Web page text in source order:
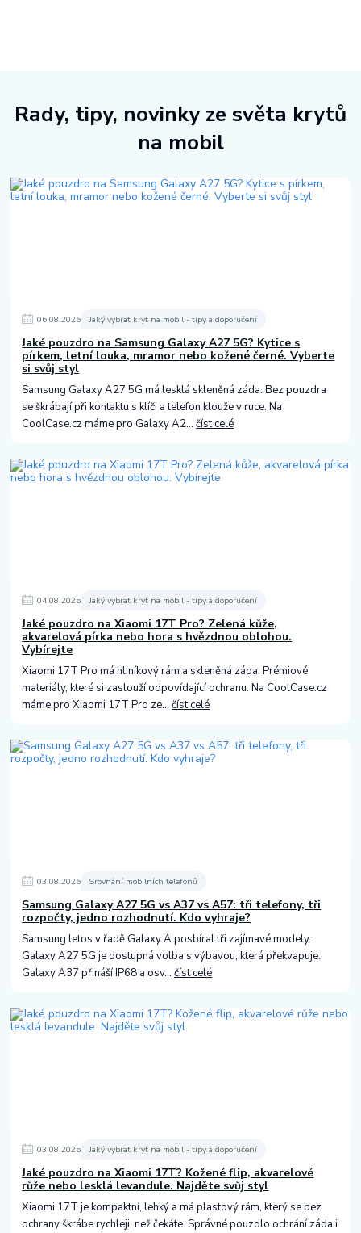
Rady, tipy, novinky ze světa krytů
na mobil
06.08.2026 Jaký vybrat kryt na mobil - tipy a doporučení
Jaké pouzdro na Samsung Galaxy A27 5G? Kytice s
pírkem, letní louka, mramor nebo kožené černé. Vyberte
si svůj styl
Samsung Galaxy A27 5G má lesklá skleněná záda. Bez pouzdra
se škrábají při kontaktu s klíči a telefon klouže v ruce. Na
CoolCase.cz máme pro Galaxy A2...číst celé
04.08.2026 Jaký vybrat kryt na mobil - tipy a doporučení
Jaké pouzdro na Xiaomi 17T Pro? Zelená kůže,
akvarelová pírka nebo hora s hvězdnou oblohou.
Vybírejte
Xiaomi 17T Pro má hliníkový rám a skleněná záda. Prémiové
materiály, které si zaslouží odpovídající ochranu. Na CoolCase.cz
máme pro Xiaomi 17T Pro ze...číst celé
03.08.2026 Srovnání mobilních telefonů
Samsung Galaxy A27 5G vs A37 vs A57: tři telefony, tři
rozpočty, jedno rozhodnutí. Kdo vyhraje?
Samsung letos v řadě Galaxy A posbíral tři zajímavé modely.
Galaxy A27 5G je dostupná volba s výbavou, která překvapuje.
Galaxy A37 přináší IP68 a osv...číst celé
03.08.2026 Jaký vybrat kryt na mobil - tipy a doporučení
Jaké pouzdro na Xiaomi 17T? Kožené flip, akvarelové
růže nebo lesklá levandule. Najděte svůj styl
Xiaomi 17T je kompaktní, lehký a má plastový rám, který se bez
ochrany škrábe rychleji, než čekáte. Správné pouzdlo ochrání záda i